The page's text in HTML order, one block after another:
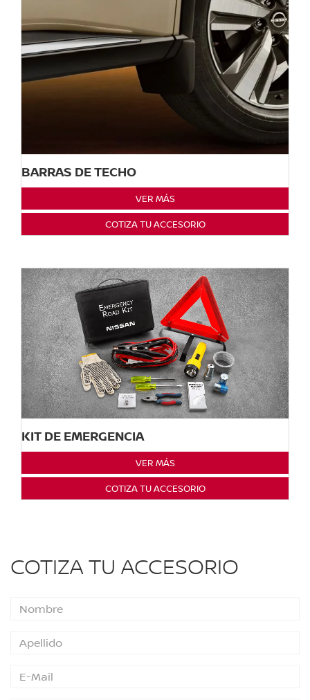
BARRAS DE TECHO
VER MÁS
COTIZA TU ACCESORIO
KIT DE EMERGENCIA
VER MÁS
COTIZA TU ACCESORIO
COTIZA TU ACCESORIO